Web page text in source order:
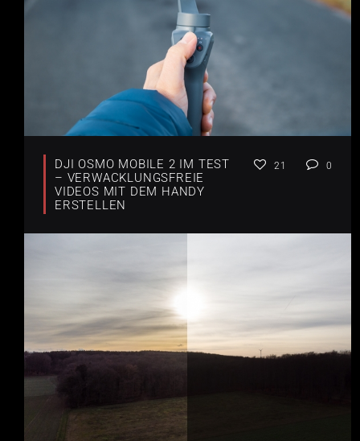
DJI OSMO MOBILE 2 IM TEST
– VERWACKLUNGSFREIE
VIDEOS MIT DEM HANDY
ERSTELLEN
21 0